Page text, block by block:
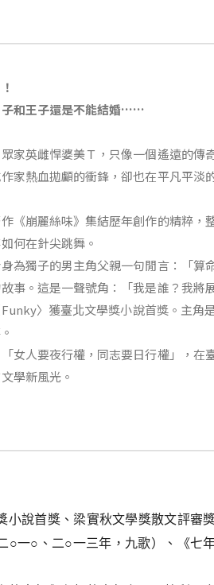
子和王子還是不能結婚……
家英雌悍婆美Ｔ，只像一個遙遠的傳
家熱血拋顱的衝鋒，卻也在平凡平淡
《崩麗絲味》集結歷年創作的精粹，
何在針尖跳舞。
為獨子的男主角父親一句閒言：「算
。這是一聲號角：「我是誰？我將
〉獲臺北文學獎小說首獎。主角
女人要夜行權，同志要日行權」，在
學新風光。
說首獎、梁實秋文學獎散文評審
○一○、二○一三年，九歌）、《七